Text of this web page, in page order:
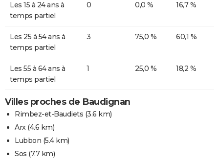
Les 15 à 24 ans à
temps partiel
0 0,0 % 16,7 %
Les 25 à 54 ans à
temps partiel
3 75,0 % 60,1 %
Les 55 à 64 ans à
temps partiel
1 25,0 % 18,2 %
Villes proches de Baudignan
Rimbez-et-Baudiets (3.6 km)
Arx(4.6 km)
Lubbon (5.4 km)
Sos (7.7 km)